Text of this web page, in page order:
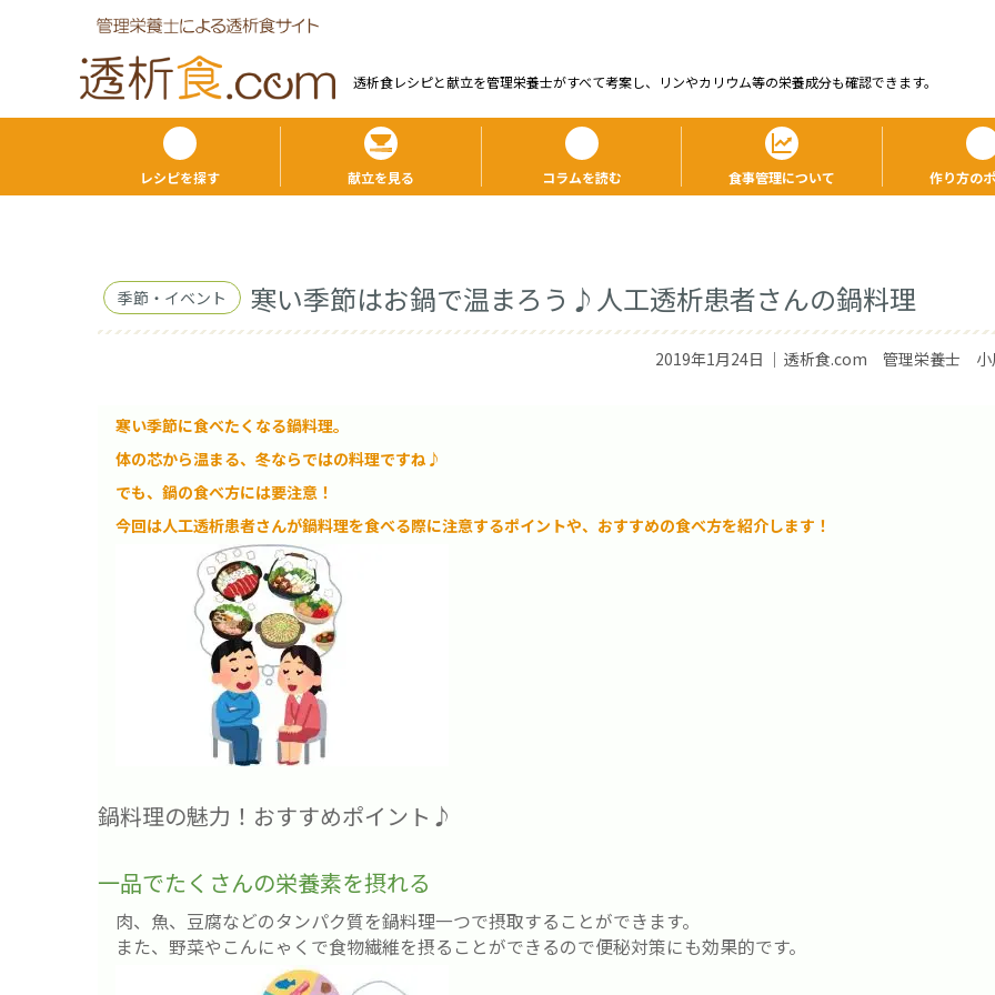
透析食レシピと献⽴を管理栄養⼠がすべて考案し、リンやカリウム等の栄養成分も確認できます。
レシピを探す 献立を見る コラムを読む 食事管理について 作り方の
季節・イベント 寒い季節はお鍋で温まろう♪人工透析患者さんの鍋料理
2019年1月24日 ｜ 透析食.com 管理栄養士 小
寒い季節に食べたくなる鍋料理。
体の芯から温まる、冬ならではの料理ですね♪
でも、鍋の食べ方には要注意！
今回は人工透析患者さんが鍋料理を食べる際に注意するポイントや、おすすめの食べ方を紹介します！
鍋料理の魅力！おすすめポイント♪
一品でたくさんの栄養素を摂れる
肉、魚、豆腐などのタンパク質を鍋料理一つで摂取することができます。
また、野菜やこんにゃくで食物繊維を摂ることができるので便秘対策にも効果的です。